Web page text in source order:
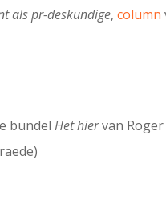
als pr-deskundige,column
bundelHet hiervan